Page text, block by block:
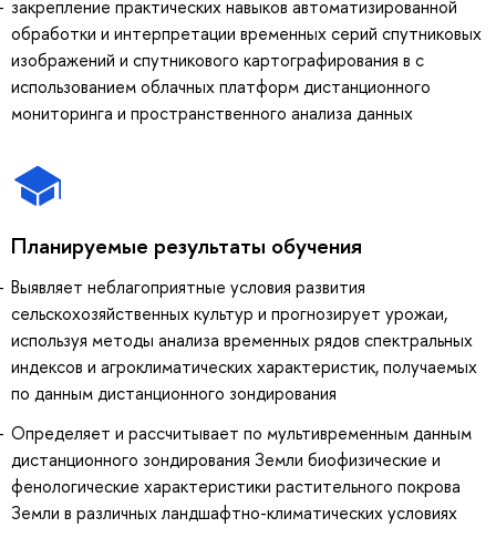
закрепление практических навыков автоматизированной
обработки и интерпретации временных серий спутниковых
изображений и спутникового картографирования в c
использованием облачных платформ дистанционного
мониторинга и пространственного анализа данных
Планируемые результаты обучения
Выявляет неблагоприятные условия развития
сельскохозяйственных культур и прогнозирует урожаи,
используя методы анализа временных рядов спектральных
индексов и агроклиматических характеристик, получаемых
по данным дистанционного зондирования
Определяет и рассчитывает по мультивременным данным
дистанционного зондирования Земли биофизические и
фенологические характеристики растительного покрова
Земли в различных ландшафтно-климатических условиях